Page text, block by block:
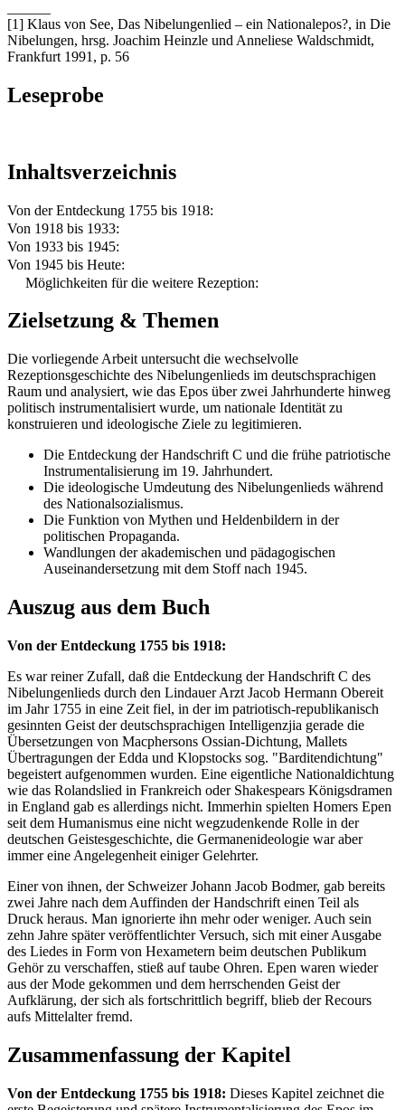
[1] Klaus von See, Das Nibelungenlied – ein Nationalepos?, in Die
Nibelungen, hrsg. Joachim Heinzle und Anneliese Waldschmidt,
Frankfurt 1991, p. 56
Leseprobe
Inhaltsverzeichnis
Von der Entdeckung 1755 bis 1918:
Von 1918 bis 1933:
Von 1933 bis 1945:
Von 1945 bis Heute:
Möglichkeiten für die weitere Rezeption:
Zielsetzung & Themen
Die vorliegende Arbeit untersucht die wechselvolle
Rezeptionsgeschichte des Nibelungenlieds im deutschsprachigen
Raum und analysiert, wie das Epos über zwei Jahrhunderte hinweg
politisch instrumentalisiert wurde, um nationale Identität zu
konstruieren und ideologische Ziele zu legitimieren.
Die Entdeckung der Handschrift C und die frühe patriotische
Instrumentalisierung im 19. Jahrhundert.
Die ideologische Umdeutung des Nibelungenlieds während
des Nationalsozialismus.
Die Funktion von Mythen und Heldenbildern in der
politischen Propaganda.
Wandlungen der akademischen und pädagogischen
Auseinandersetzung mit dem Stoff nach 1945.
Auszug aus dem Buch
Von der Entdeckung 1755 bis 1918:
Es war reiner Zufall, daß die Entdeckung der Handschrift C des
Nibelungenlieds durch den Lindauer Arzt Jacob Hermann Obereit
im Jahr 1755 in eine Zeit fiel, in der im patriotisch-republikanisch
gesinnten Geist der deutschsprachigen Intelligenzjia gerade die
Übersetzungen von Macphersons Ossian-Dichtung, Mallets
Übertragungen der Edda und Klopstocks sog. "Barditendichtung"
begeistert aufgenommen wurden. Eine eigentliche Nationaldichtung
wie das Rolandslied in Frankreich oder Shakespears Königsdramen
in England gab es allerdings nicht. Immerhin spielten Homers Epen
seit dem Humanismus eine nicht wegzudenkende Rolle in der
deutschen Geistesgeschichte, die Germanenideologie war aber
immer eine Angelegenheit einiger Gelehrter.
Einer von ihnen, der Schweizer Johann Jacob Bodmer, gab bereits
zwei Jahre nach dem Auffinden der Handschrift einen Teil als
Druck heraus. Man ignorierte ihn mehr oder weniger. Auch sein
zehn Jahre später veröffentlichter Versuch, sich mit einer Ausgabe
des Liedes in Form von Hexametern beim deutschen Publikum
Gehör zu verschaffen, stieß auf taube Ohren. Epen waren wieder
aus der Mode gekommen und dem herrschenden Geist der
Aufklärung, der sich als fortschrittlich begriff, blieb der Recours
aufs Mittelalter fremd.
Zusammenfassung der Kapitel
Von der Entdeckung 1755 bis 1918: Dieses Kapitel zeichnet die